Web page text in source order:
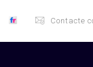
Contacte